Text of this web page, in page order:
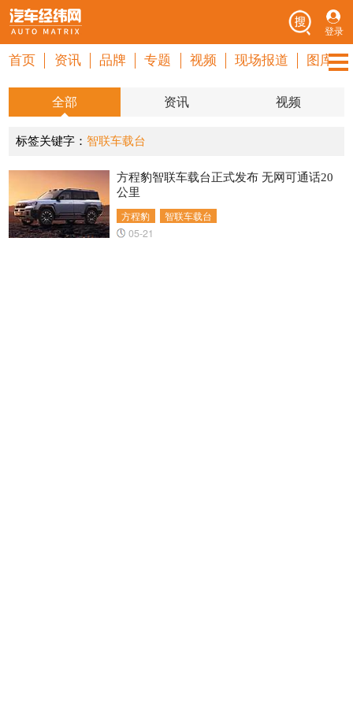
登录
首页 资讯 品牌 专题 视频 现场报道 图库
全部 资讯 视频
标签关键字： 智联车载台
方程豹 智联车载台
方程豹智联车载台正式发布 无网可通话20
公里
05-21